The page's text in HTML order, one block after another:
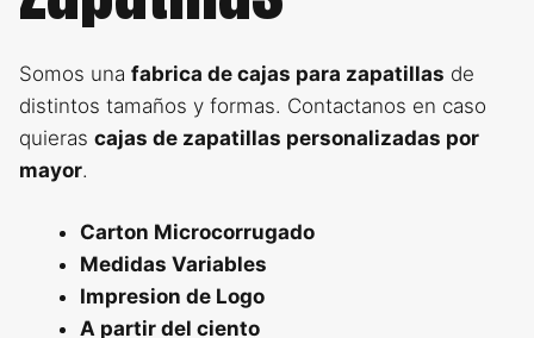
Somos una fabrica de cajas para zapatillas de
distintos tamaños y formas. Contactanos en caso
quieras cajas de zapatillas personalizadas por
mayor.
Carton Microcorrugado
Medidas Variables
Impresion de Logo
A partir del ciento